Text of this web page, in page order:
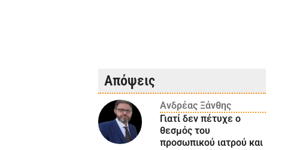
Απόψεις
Ανδρέας Ξάνθης
Γιατί δεν πέτυχε ο
θεσμός του
προσωπικού ιατρού και